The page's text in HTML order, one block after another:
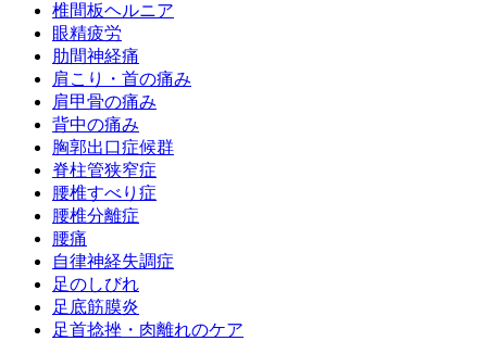
椎間板ヘルニア
眼精疲労
肋間神経痛
肩こり・首の痛み
肩甲骨の痛み
背中の痛み
胸郭出口症候群
脊柱管狭窄症
腰椎すべり症
腰椎分離症
腰痛
自律神経失調症
足のしびれ
足底筋膜炎
足首捻挫・肉離れのケア